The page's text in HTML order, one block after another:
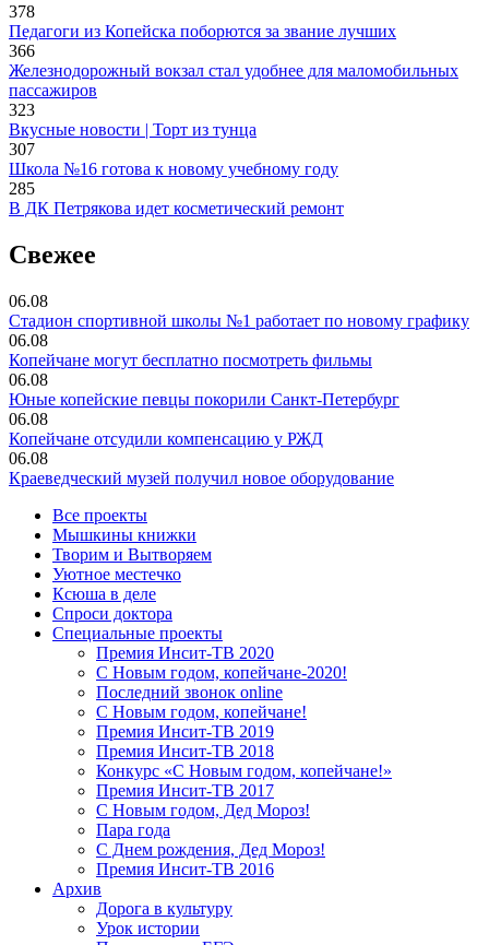
378
Педагоги из Копейска поборются за звание лучших
366
Железнодорожный вокзал стал удобнее для маломобильных
пассажиров
323
Вкусные новости | Торт из тунца
307
Школа №16 готова к новому учебному году
285
В ДК Петрякова идет косметический ремонт
Свежее
06.08
Стадион спортивной школы №1 работает по новому графику
06.08
Копейчане могут бесплатно посмотреть фильмы
06.08
Юные копейские певцы покорили Санкт-Петербург
06.08
Копейчане отсудили компенсацию у РЖД
06.08
Краеведческий музей получил новое оборудование
Все проекты
Мышкины книжки
Творим и Вытворяем
Уютное местечко
Ксюша в деле
Спроси доктора
Специальные проекты
Премия Инсит-ТВ 2020
С Новым годом, копейчане-2020!
Последний звонок online
С Новым годом, копейчане!
Премия Инсит-ТВ 2019
Премия Инсит-ТВ 2018
Конкурс «С Новым годом, копейчане!»
Премия Инсит-ТВ 2017
С Новым годом, Дед Мороз!
Пара года
С Днем рождения, Дед Мороз!
Премия Инсит-ТВ 2016
Архив
Дорога в культуру
Урок истории